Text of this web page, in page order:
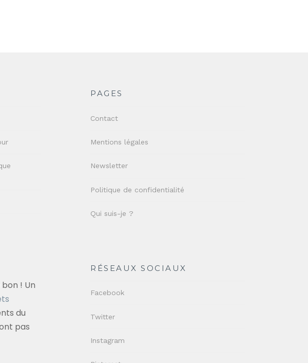
! Un
du
pas
PAGES
Contact
Mentions légales
Newsletter
Politique de confidentialité
Qui suis-je ?
RÉSEAUX SOCIAUX
Facebook
Twitter
Instagram